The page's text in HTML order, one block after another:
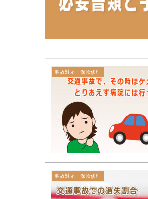
事故対応・保険修理
事故対応・保険修理